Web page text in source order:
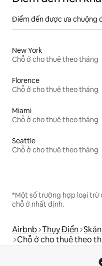
Điểm đến được ưa chuộng
New York
Chỗ ở cho thuê theo tháng
Florence
Chỗ ở cho thuê theo tháng
Miami
Chỗ ở cho thuê theo tháng
Seattle
Chỗ ở cho thuê theo tháng
*Một số trường hợp loại trừ
chỗ ở nhất định.
Airbnb Thụy Điển
Chỗ ở cho thuê theo